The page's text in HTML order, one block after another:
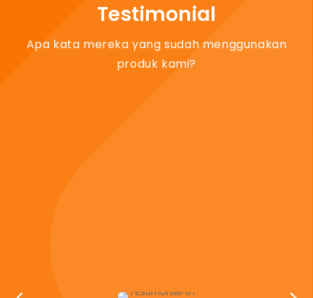
Testimonial
Apa kata mereka yang sudah menggunakan
produk kami?